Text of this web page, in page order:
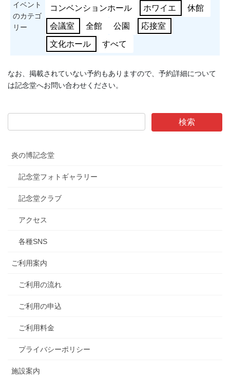
備
イベント
のカテゴ
リー
コンベンションホール ホワイエ 休館
会議室 全館 公園 応接室
文化ホール すべて
なお、掲載されていない予約もありますので、予約詳細について
は記念堂へお問い合わせください。
炎の博記念堂
記念堂フォトギャラリー
記念堂クラブ
アクセス
各種SNS
ご利用案内
ご利用の流れ
ご利用の申込
ご利用料金
プライバシーポリシー
施設案内